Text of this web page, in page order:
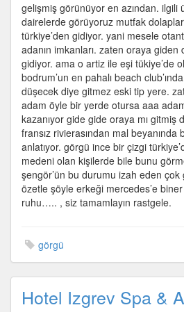
gelişmiş görünüyor en azından. ilgili
dairelerde görüyoruz mutfak
türkiye’den gidiyor. yani mesele
adanın imkanları. zaten oraya
gidiyor. ama o artiz ile eşi tükiye’de
bodrum’un en pahalı beach
düşecek diye gitmez eski tip yere.
adam öyle bir yerde otursa aaa
kazanıyor gide gide oraya mı gitmiş
fransız rivierasından mal
anlatıyor. görgü ince bir çizgi
medeni olan kişilerde bile bunu
şengör’ün bu durumu izah eden
özetle şöyle erkeği mercedes’e
ruhu….. , siz tamamlayın rastgele.
görgü
Hotel Izgrev Spa &